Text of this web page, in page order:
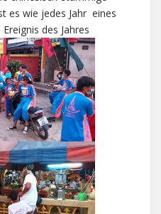
es wie jedes Jahr eines
des Jahres